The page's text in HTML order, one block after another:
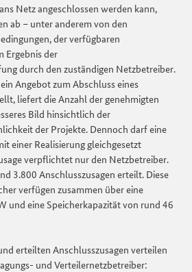
Netz angeschlossen werden kann,
ab – unter anderem von den
der verfügbaren
Ergebnis der
durch den zuständigen Netzbetreiber.
Angebot zum Abschluss eines
liefert die Anzahl der genehmigten
Bild hinsichtlich der
der Projekte. Dennoch darf eine
einer Realisierung gleichgesetzt
verpflichtet nur den Netzbetreiber.
3.800 Anschlusszusagen erteilt. Diese
verfügen zusammen über eine
und eine Speicherkapazität von rund 46
erteilten Anschlusszusagen verteilen
und Verteilernetzbetreiber: